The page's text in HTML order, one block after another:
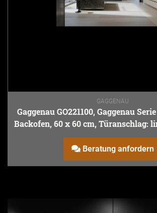
GAGGENAU
Gaggenau GO221100, Gaggenau
Backofen, 60 x 60 cm, Türanschlag:
Onyx
Beratung anfordern